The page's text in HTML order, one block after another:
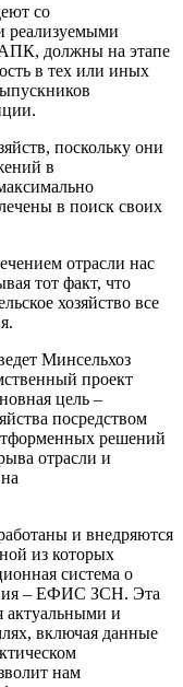
со
реализуемыми
должны на этапе
в тех или иных
поскольку они
в
в поиск своих
отрасли нас
тот факт, что
хозяйство все
Минсельхоз
проект
цель –
посредством
решений
отрасли и
и внедряются
из которых
система о
– ЕФИС ЗСН. Эта
актуальными и
включая данные
нам